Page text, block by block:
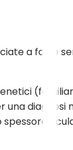
a forte
diagnosi